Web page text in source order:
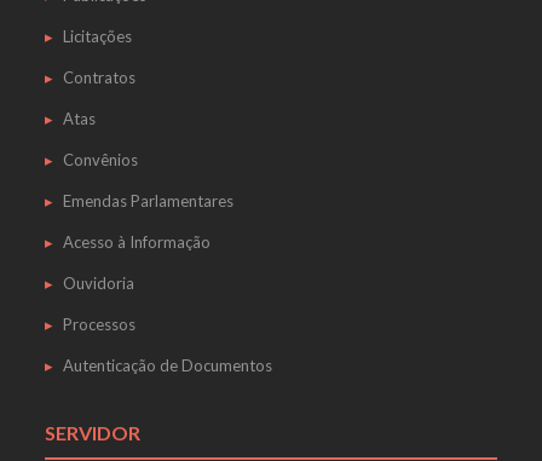
Licitações
Contratos
Atas
Convênios
Emendas Parlamentares
Acesso à Informação
Ouvidoria
Processos
Autenticação de Documentos
SERVIDOR